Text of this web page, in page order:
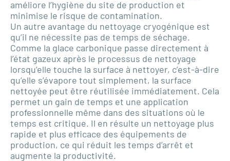
améliore l’hygiène du site de production et
minimise le risque de contamination.
Un autre avantage du nettoyage cryogénique est
qu’il ne nécessite pas de temps de séchage.
Comme la glace carbonique passe directement à
l’état gazeux après le processus de nettoyage
lorsqu’elle touche la surface à nettoyer, c’est-à-dire
qu’elle s’évapore tout simplement, la surface
nettoyée peut être réutilisée immédiatement. Cela
permet un gain de temps et une application
professionnelle même dans des situations où le
temps est critique. Il en résulte un nettoyage plus
rapide et plus efficace des équipements de
production, ce qui réduit les temps d’arrêt et
augmente la productivité.